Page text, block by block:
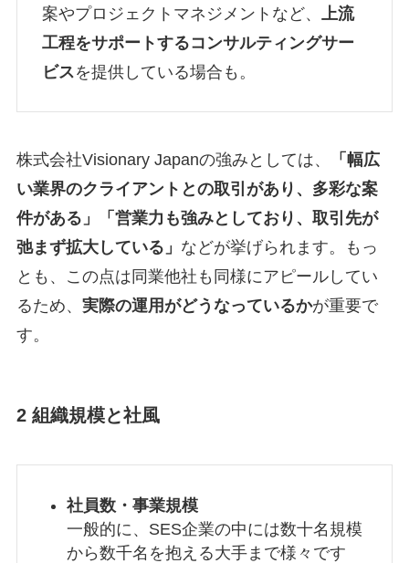
案やプロジェクトマネジメントなど、 上流
工程をサポートするコンサルティングサー
ビスを提供している場合も。
株式会社Visionary Japanの強みとしては、
「幅広
い業界のクライアントとの取引があり、多彩な案
件がある」「営業力も強みとしており、取引先が
弛まず拡大している」 などが挙げられます。もっ
とも、この点は同業他社も同様にアピールしてい
るため、 実際の運用がどうなっているかが重要で
す。
2 組織規模と社風
社員数・事業規模
一般的に、SES企業の中には数十名規模
から数千名を抱える大手まで様々です